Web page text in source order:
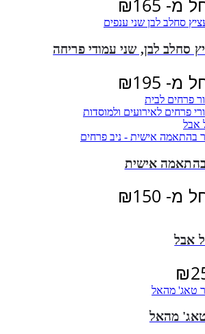
מ- ₪165
סחלב לבן, שני עמודי פריחה
מ- ₪195
פרחים לבית
פרחים לאירועים ולמוסדות
אבל
אישית
מ- ₪150
אבל
₪
מהאל